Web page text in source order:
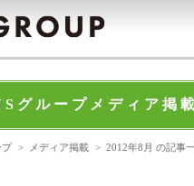
グループメディア掲
プ > メディア掲載 >2012年8月 の記事